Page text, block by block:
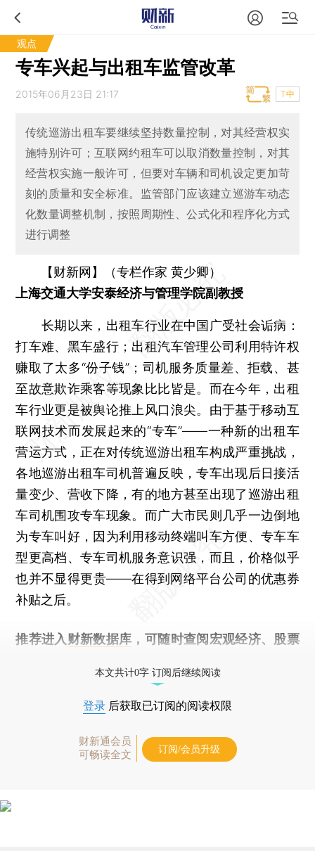
观点
专车兴起与出租车监管改革
2015年06月23日 21:17 T中
传统巡游出租车要继续坚持数量控制，对其经营权实
施特别许可；互联网约租车可以取消数量控制，对其
经营权实施一般许可，但要对车辆和司机设定更加苛
刻的质量和安全标准。监管部门应该建立巡游车动态
化数量调整机制，按照周期性、公式化和程序化方式
进行调整
【财新网】（专栏作家 黄少卿）
上海交通大学安泰经济与管理学院副教授
长期以来，出租车行业在中国广受社会诟病：
打车难、黑车盛行；出租汽车管理公司利用特许权
赚取了太多“份子钱”；司机服务质量差、拒载、甚
至故意欺诈乘客等现象比比皆是。而在今年，出租
车行业更是被舆论推上风口浪尖。由于基于移动互
联网技术而发展起来的“专车”——一种新的出租车
营运方式，正在对传统巡游出租车构成严重挑战，
各地巡游出租车司机普遍反映，专车出现后日接活
量变少、营收下降，有的地方甚至出现了巡游出租
车司机围攻专车现象。而广大市民则几乎一边倒地
为专车叫好，因为利用移动终端叫车方便、专车车
型更高档、专车司机服务意识强，而且，价格似乎
也并不显得更贵——在得到网络平台公司的优惠券
补贴之后。
推荐进入 财新数据库 ，可随时查阅宏观经济、股票
本文共计0字 订阅后继续阅读
登录 后获取已订阅的阅读权限
财新通会员
可畅读全文
订阅/会员升级